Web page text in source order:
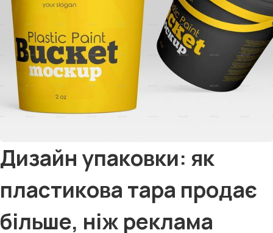
Дизайн упаковки: як
пластикова тара продає
більше, ніж реклама